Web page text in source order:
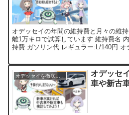
オデッセイの年間の維持費と月々の維
離1万キロで試算しています 維持費名
持費 ガソリン代 レギュラー:L/140円 オ
オデッセイを徹底評価！
オデッセ
車や新古